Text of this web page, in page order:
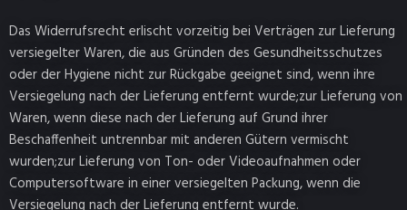
Das Widerrufsrecht erlischt vorzeitig bei Verträgen zur Lieferung
versiegelter Waren, die aus Gründen des Gesundheitsschutzes
oder der Hygiene nicht zur Rückgabe geeignet sind, wenn ihre
Versiegelung nach der Lieferung entfernt wurde;zur Lieferung von
Waren, wenn diese nach der Lieferung auf Grund ihrer
Beschaffenheit untrennbar mit anderen Gütern vermischt
wurden;zur Lieferung von Ton- oder Videoaufnahmen oder
Computersoftware in einer versiegelten Packung, wenn die
Versiegelung nach der Lieferung entfernt wurde.